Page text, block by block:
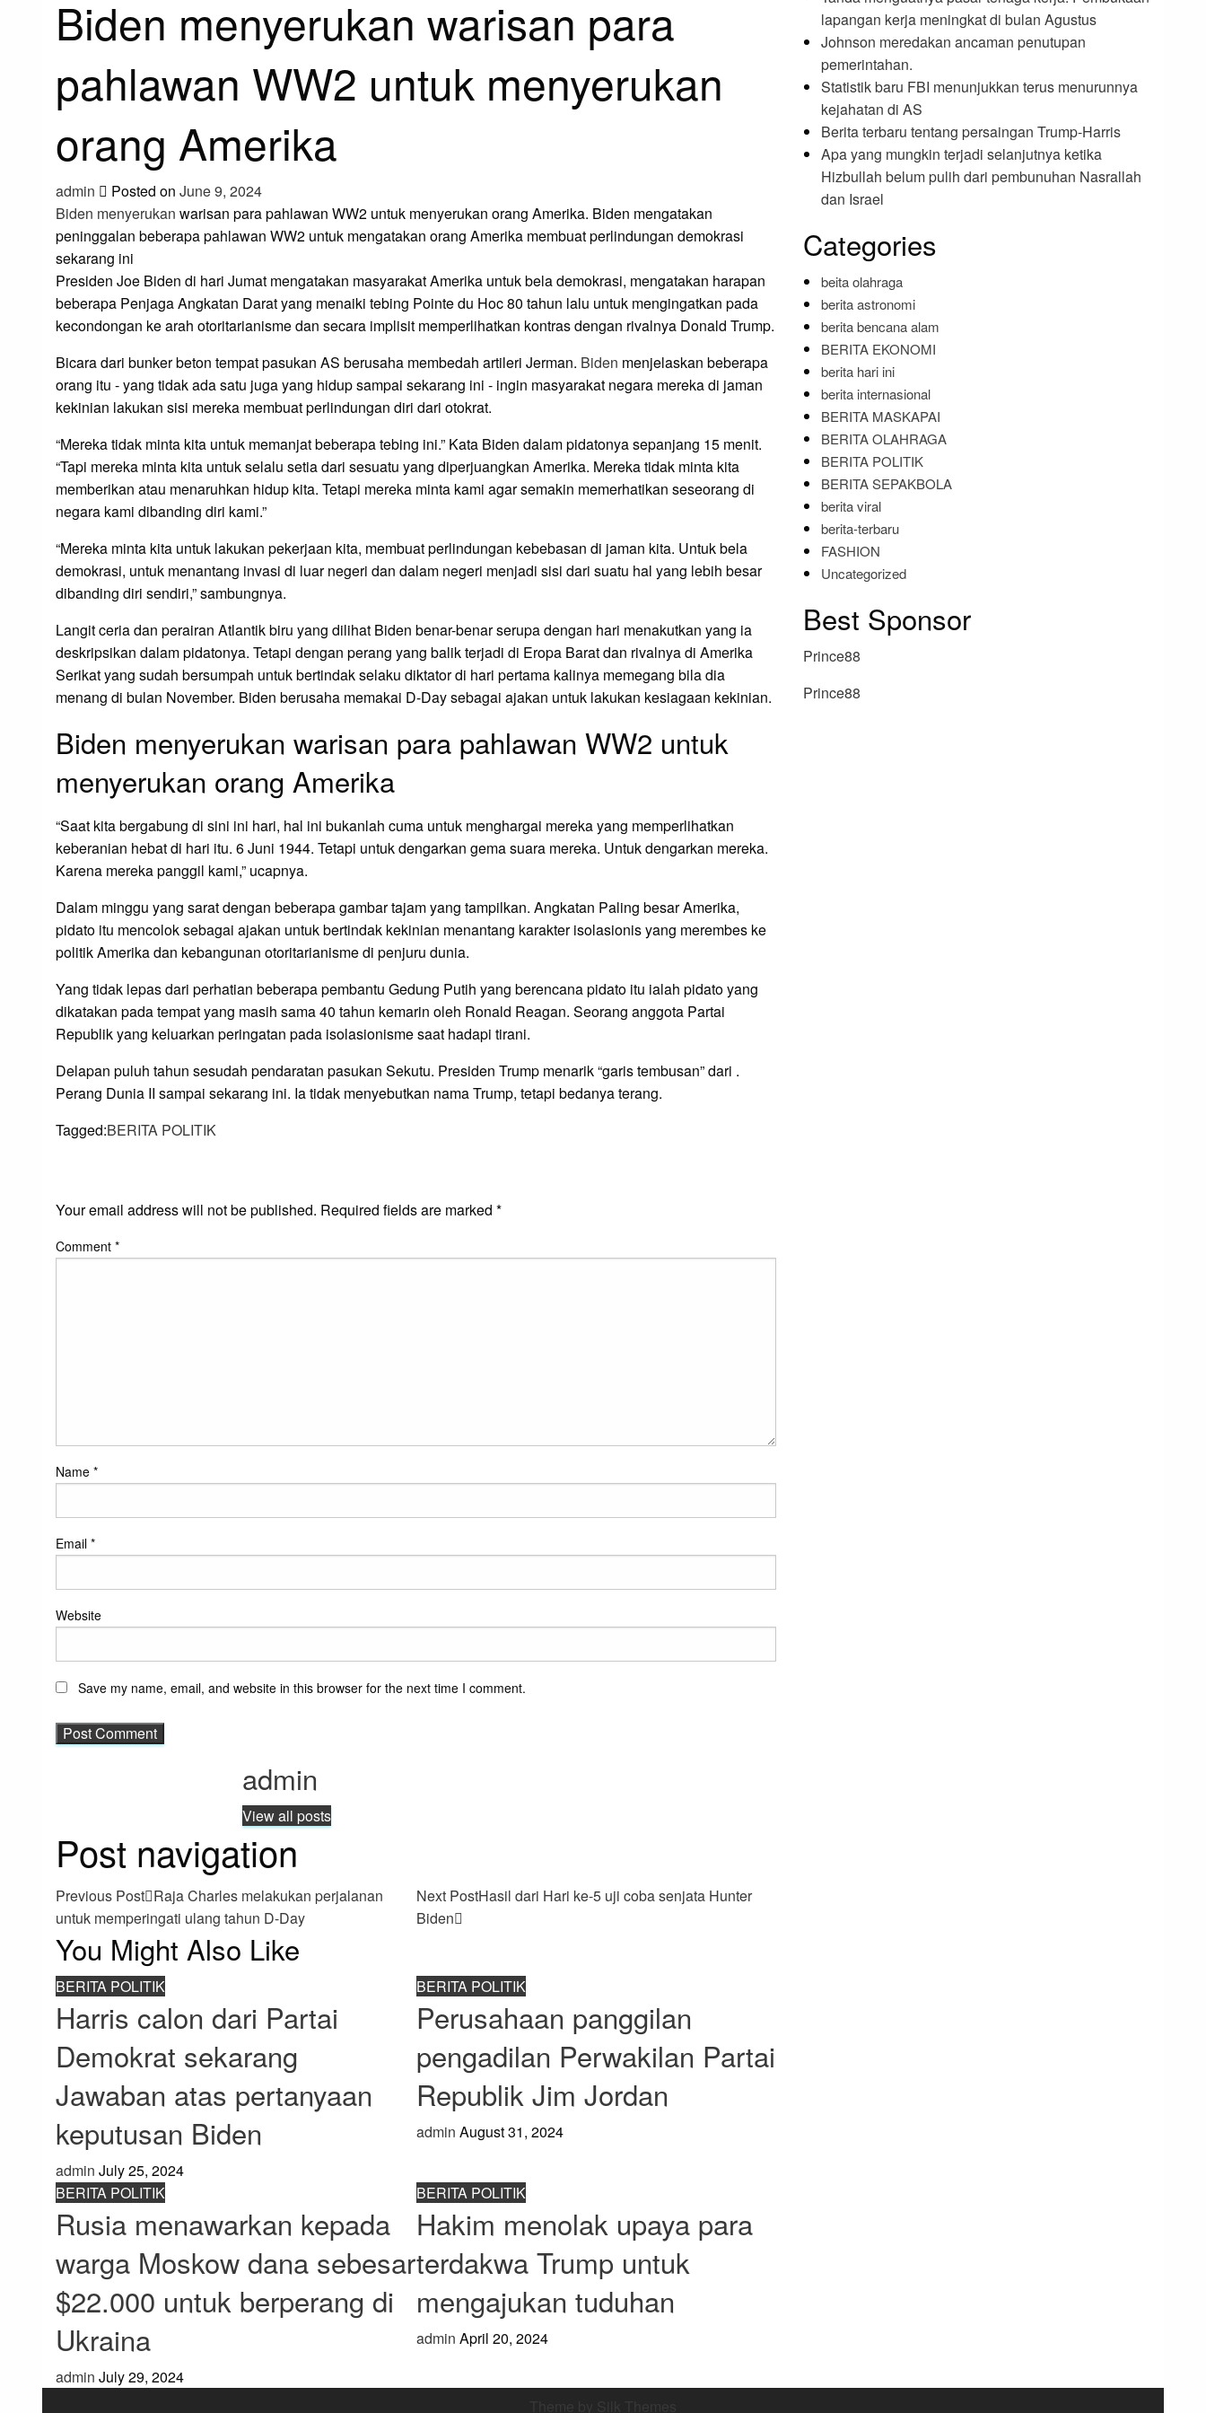
Biden menyerukan warisan para
pahlawan WW2 untuk menyerukan
orang Amerika
admin Posted on June 9, 2024
Biden menyerukan warisan para pahlawan WW2 untuk menyerukan orang Amerika. Biden mengatakan
peninggalan beberapa pahlawan WW2 untuk mengatakan orang Amerika membuat perlindungan demokrasi
sekarang ini
Presiden Joe Biden di hari Jumat mengatakan masyarakat Amerika untuk bela demokrasi, mengatakan harapan
beberapa Penjaga Angkatan Darat yang menaiki tebing Pointe du Hoc 80 tahun lalu untuk mengingatkan pada
kecondongan ke arah otoritarianisme dan secara implisit memperlihatkan kontras dengan rivalnya Donald Trump.
Bicara dari bunker beton tempat pasukan AS berusaha membedah artileri Jerman. Biden menjelaskan beberapa
orang itu - yang tidak ada satu juga yang hidup sampai sekarang ini - ingin masyarakat negara mereka di jaman
kekinian lakukan sisi mereka membuat perlindungan diri dari otokrat.
“Mereka tidak minta kita untuk memanjat beberapa tebing ini.” Kata Biden dalam pidatonya sepanjang 15 menit.
“Tapi mereka minta kita untuk selalu setia dari sesuatu yang diperjuangkan Amerika. Mereka tidak minta kita
memberikan atau menaruhkan hidup kita. Tetapi mereka minta kami agar semakin memerhatikan seseorang di
negara kami dibanding diri kami.”
“Mereka minta kita untuk lakukan pekerjaan kita, membuat perlindungan kebebasan di jaman kita. Untuk bela
demokrasi, untuk menantang invasi di luar negeri dan dalam negeri menjadi sisi dari suatu hal yang lebih besar
dibanding diri sendiri,” sambungnya.
Langit ceria dan perairan Atlantik biru yang dilihat Biden benar-benar serupa dengan hari menakutkan yang ia
deskripsikan dalam pidatonya. Tetapi dengan perang yang balik terjadi di Eropa Barat dan rivalnya di Amerika
Serikat yang sudah bersumpah untuk bertindak selaku diktator di hari pertama kalinya memegang bila dia
menang di bulan November. Biden berusaha memakai D-Day sebagai ajakan untuk lakukan kesiagaan kekinian.
Biden menyerukan warisan para pahlawan WW2 untuk
menyerukan orang Amerika
“Saat kita bergabung di sini ini hari, hal ini bukanlah cuma untuk menghargai mereka yang memperlihatkan
keberanian hebat di hari itu. 6 Juni 1944. Tetapi untuk dengarkan gema suara mereka. Untuk dengarkan mereka.
Karena mereka panggil kami,” ucapnya.
Dalam minggu yang sarat dengan beberapa gambar tajam yang tampilkan. Angkatan Paling besar Amerika,
pidato itu mencolok sebagai ajakan untuk bertindak kekinian menantang karakter isolasionis yang merembes ke
politik Amerika dan kebangunan otoritarianisme di penjuru dunia.
Yang tidak lepas dari perhatian beberapa pembantu Gedung Putih yang berencana pidato itu ialah pidato yang
dikatakan pada tempat yang masih sama 40 tahun kemarin oleh Ronald Reagan. Seorang anggota Partai
Republik yang keluarkan peringatan pada isolasionisme saat hadapi tirani.
Delapan puluh tahun sesudah pendaratan pasukan Sekutu. Presiden Trump menarik “garis tembusan” dari .
Perang Dunia II sampai sekarang ini. Ia tidak menyebutkan nama Trump, tetapi bedanya terang.
Tagged:BERITA POLITIK
Your email address will not be published. Required fields are marked *
Comment *
Name *
Email *
Website
Save my name, email, and website in this browser for the next time I comment.
admin
View all posts
Post navigation
Previous Post Raja Charles melakukan perjalanan
untuk memperingati ulang tahun D-Day
Next PostHasil dari Hari ke-5 uji coba senjata Hunter
Biden
You Might Also Like
BERITA POLITIK
Harris calon dari Partai
Demokrat sekarang
Jawaban atas pertanyaan
keputusan Biden
admin July 25, 2024
BERITA POLITIK
Perusahaan panggilan
pengadilan Perwakilan Partai
Republik Jim Jordan
admin August 31, 2024
BERITA POLITIK
Rusia menawarkan kepada
warga Moskow dana sebesar
$22.000 untuk berperang di
Ukraina
admin July 29, 2024
BERITA POLITIK
Hakim menolak upaya para
terdakwa Trump untuk
mengajukan tuduhan
admin April 20, 2024
lapangan kerja meningkat di bulan Agustus
Johnson meredakan ancaman penutupan
pemerintahan.
Statistik baru FBI menunjukkan terus menurunnya
kejahatan di AS
Berita terbaru tentang persaingan Trump-Harris
Apa yang mungkin terjadi selanjutnya ketika
Hizbullah belum pulih dari pembunuhan Nasrallah
dan Israel
Categories
beita olahraga
berita astronomi
berita bencana alam
BERITA EKONOMI
berita hari ini
berita internasional
BERITA MASKAPAI
BERITA OLAHRAGA
BERITA POLITIK
BERITA SEPAKBOLA
berita viral
berita-terbaru
FASHION
Uncategorized
Best Sponsor
Prince88
Prince88